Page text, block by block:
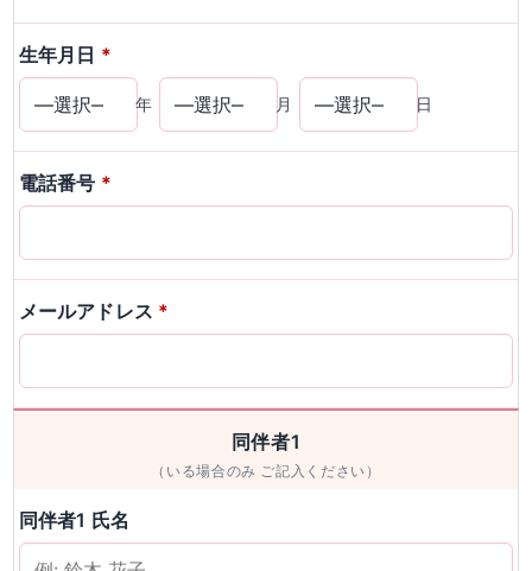
生年月日 *
年 月 日
電話番号 *
メールアドレス *
同伴者1
（いる場合のみ ご記入ください）
同伴者1 氏名